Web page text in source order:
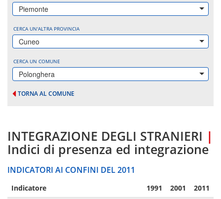
Piemonte
CERCA UN'ALTRA PROVINCIA
Cuneo
CERCA UN COMUNE
Polonghera
TORNA AL COMUNE
INTEGRAZIONE DEGLI STRANIERI |
Indici di presenza ed integrazione
INDICATORI AI CONFINI DEL 2011
Indicatore 1991 2001 2011